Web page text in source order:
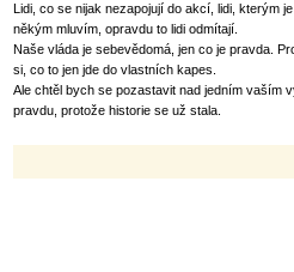
Lidi, co se nijak nezapojují do akcí, lidi, kterým
někým mluvím, opravdu to lidi odmítají.
Naše vláda je sebevědomá, jen co je pravda.
si, co to jen jde do vlastních kapes.
Ale chtěl bych se pozastavit nad jedním vaším
pravdu, protože historie se už stala.